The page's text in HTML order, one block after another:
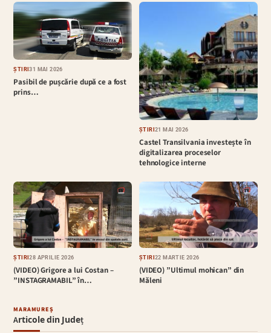
ȘTIRI31 MAI 2026
Pasibil de pușcărie după ce a fost
prins…
ȘTIRI21 MAI 2026
Castel Transilvania investește în
digitalizarea proceselor
tehnologice interne
ȘTIRI28 APRILIE 2026
(VIDEO) Grigore a lui Costan –
”INSTAGRAMABIL” în…
ȘTIRI22 MARTIE 2026
(VIDEO) ”Ultimul mohican” din
Măleni
MARAMUREȘ
Articole din Județ